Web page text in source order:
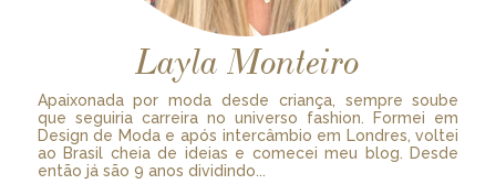
Layla Monteiro
Apaixonada por moda desde criança, sempre soube
que seguiria carreira no universo fashion. Formei em
Design de Moda e após intercâmbio em Londres, voltei
ao Brasil cheia de ideias e comecei meu blog. Desde
então já são 9 anos dividindo...